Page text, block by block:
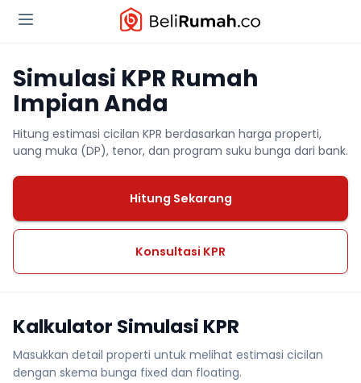
Simulasi KPR Rumah
Impian Anda
Hitung estimasi cicilan KPR berdasarkan harga properti,
uang muka (DP), tenor, dan program suku bunga dari bank.
Hitung Sekarang
Konsultasi KPR
Kalkulator Simulasi KPR
Masukkan detail properti untuk melihat estimasi cicilan
dengan skema bunga fixed dan floating.